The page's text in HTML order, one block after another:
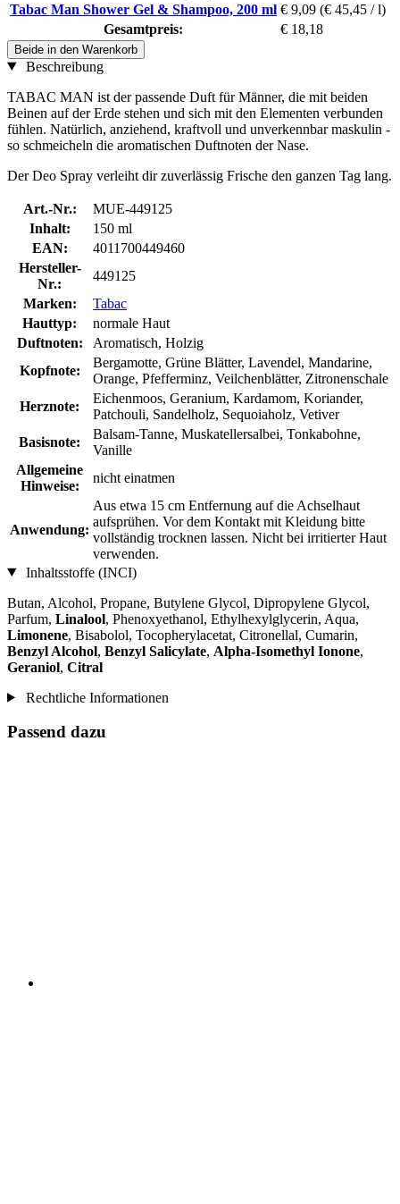
Tabac Man Shower Gel & Shampoo, 200 ml € 9,09 (€ 45,45 / l)
Gesamtpreis:
€ 18,18
Beide in den Warenkorb
Beschreibung
TABAC MAN ist der passende Duft für Männer, die mit beiden
Beinen auf der Erde stehen und sich mit den Elementen verbunden
fühlen. Natürlich, anziehend, kraftvoll und unverkennbar maskulin -
so schmeicheln die aromatischen Duftnoten der Nase.
Der Deo Spray verleiht dir zuverlässig Frische den ganzen Tag lang.
Art.-Nr.:
MUE-449125
Inhalt:
150 ml
EAN:
4011700449460
Hersteller-
Nr.:
449125
Marken:
Tabac
Hauttyp:
normale Haut
Duftnoten:
Aromatisch, Holzig
Kopfnote:
Bergamotte, Grüne Blätter, Lavendel, Mandarine,
Orange, Pfefferminz, Veilchenblätter, Zitronenschale
Herznote:
Eichenmoos, Geranium, Kardamom, Koriander,
Patchouli, Sandelholz, Sequoiaholz, Vetiver
Basisnote:
Balsam-Tanne, Muskatellersalbei, Tonkabohne,
Vanille
Allgemeine
Hinweise:
nicht einatmen
Anwendung:
Aus etwa 15 cm Entfernung auf die Achselhaut
aufsprühen. Vor dem Kontakt mit Kleidung bitte
vollständig trocknen lassen. Nicht bei irritierter Haut
verwenden.
Inhaltsstoffe (INCI)
Butan, Alcohol, Propane, Butylene Glycol, Dipropylene Glycol,
Parfum, Linalool, Phenoxyethanol, Ethylhexylglycerin, Aqua,
Limonene, Bisabolol, Tocopherylacetat, Citronellal, Cumarin,
Benzyl Alcohol, Benzyl Salicylate, Alpha-Isomethyl Ionone,
Geraniol, Citral
Rechtliche Informationen
Passend dazu